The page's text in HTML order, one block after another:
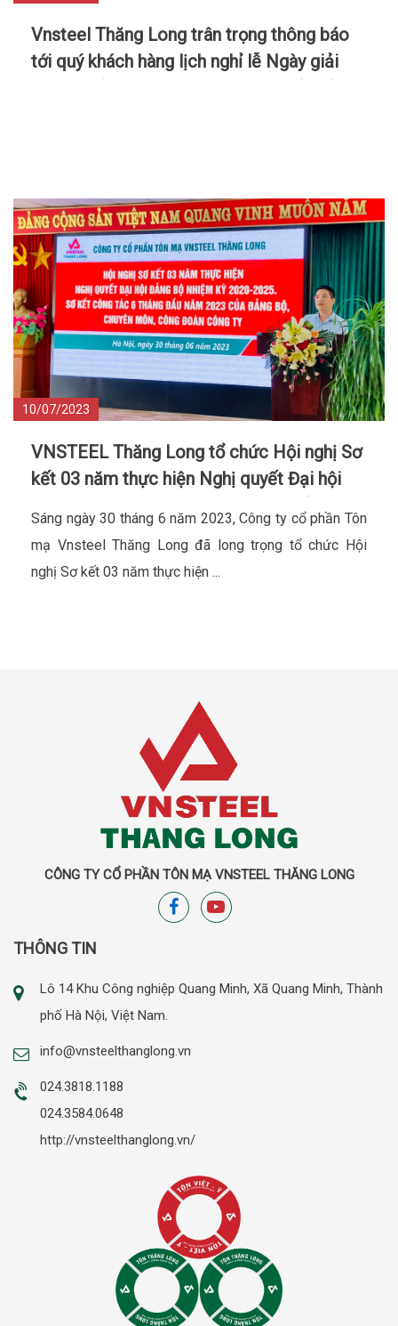
Vnsteel Thăng Long trân trọng thông báo
tới quý khách hàng lịch nghỉ lễ Ngày giải
10/07/2023
VNSTEEL Thăng Long tổ chức Hội nghị Sơ
kết 03 năm thực hiện Nghị quyết Đại hội
Đảng bộ nhiệm kỳ 2020-2025; Sơ kết công
tác 6 tháng đầu năm 2023 của Đảng bộ,
Chuyên môn và Công đoàn Công ty
Sáng ngày 30 tháng 6 năm 2023, Công ty cổ phần Tôn
mạ Vnsteel Thăng Long đã long trọng tổ chức Hội
nghị Sơ kết 03 năm thực hiện ...
CÔNG TY CỔ PHẦN TÔN MẠ VNSTEEL THĂNG LONG
THÔNG TIN
Lô 14 Khu Công nghiệp Quang Minh, Xã Quang Minh, Thành
phố Hà Nội, Việt Nam.
info@vnsteelthanglong.vn
024.3818.1188
024.3584.0648
http://vnsteelthanglong.vn/